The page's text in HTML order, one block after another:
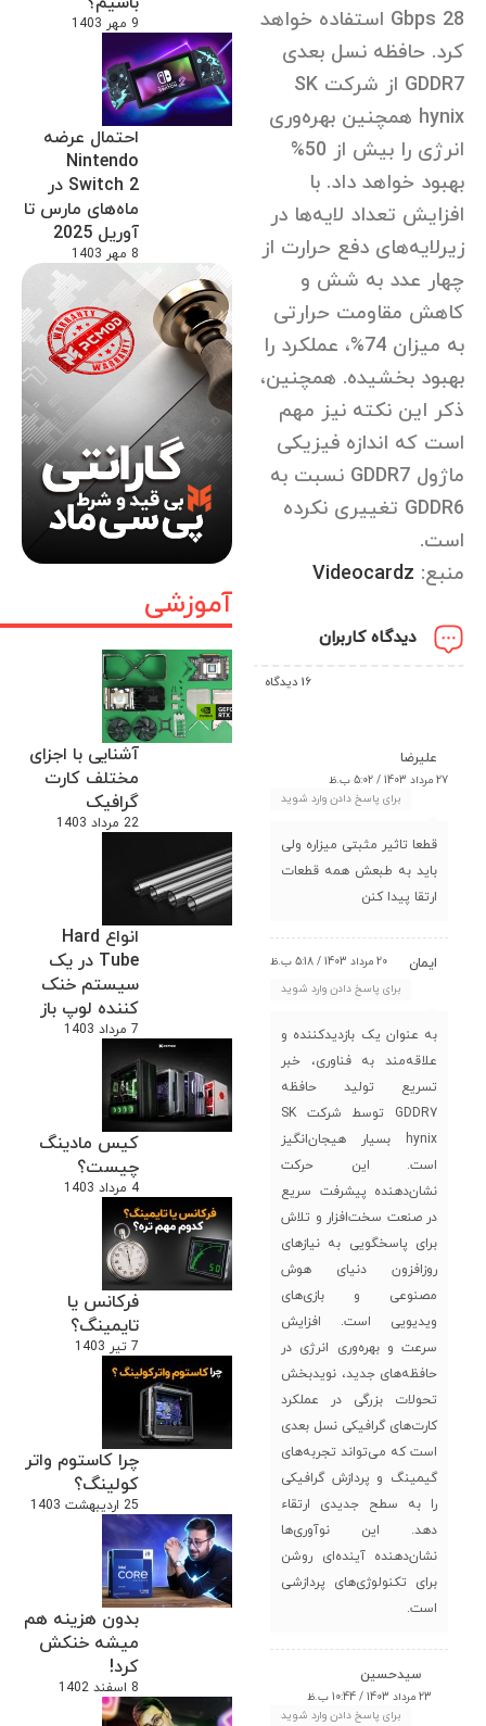
9 مهر 1403
احتمال عرضه
Nintendo
Switch 2 در
ماه‌های مارس تا
آوریل 2025
8 مهر 1403
آموزشی
آشنایی با اجزای
مختلف کارت
گرافیک
22 مرداد 1403
انواع Hard
Tube در یک
سیستم خنک
کننده لوپ باز
7 مرداد 1403
کیس مادینگ
چیست؟
4 مرداد 1403
فرکانس یا
تایمینگ؟
7 تیر 1403
چرا کاستوم واتر
کولینگ؟
25 اردیبهشت 1403
بدون هزینه هم
میشه خنکش
کرد!
8 اسفند 1402
28 Gbps استفاده خواهد
کرد. حافظه نسل بعدی
GDDR7 از شرکت SK
hynix همچنین بهره‌وری
انرژی را بیش از 50%
بهبود خواهد داد. با
افزایش تعداد لایه‌ها در
زیرلایه‌های دفع حرارت از
چهار عدد به شش و
کاهش مقاومت حرارتی
به میزان 74%، عملکرد را
بهبود بخشیده‌. همچنین،
ذکر این نکته نیز مهم
است که اندازه فیزیکی
ماژول GDDR7 نسبت به
GDDR6 تغییری نکرده
است.
منبع: Videocardz
دیدگاه کاربران
16 دیدگاه
علیرضا
27 مرداد 1403 / 5:02 ب.ظ
برای پاسخ دادن وارد شوید
قطعا تاثیر مثبتی میزاره ولی
باید به طبعش همه قطعات
ارتقا پیدا کنن
ايمان
20 مرداد 1403 / 5:18 ب.ظ
برای پاسخ دادن وارد شوید
به عنوان یک بازدیدکننده و
علاقه‌مند به فناوری، خبر
تسریع تولید حافظه
GDDR7 توسط شرکت SK
hynix بسیار هیجان‌انگیز
است. این حرکت
نشان‌دهنده پیشرفت سریع
در صنعت سخت‌افزار و تلاش
برای پاسخگویی به نیازهای
روزافزون دنیای هوش
مصنوعی و بازی‌های
ویدیویی است. افزایش
سرعت و بهره‌وری انرژی در
حافظه‌های جدید، نویدبخش
تحولات بزرگی در عملکرد
کارت‌های گرافیکی نسل بعدی
است که می‌تواند تجربه‌های
گیمینگ و پردازش گرافیکی
را به سطح جدیدی ارتقاء
دهد. این نوآوری‌ها
نشان‌دهنده آینده‌ای روشن
برای تکنولوژی‌های پردازشی
است.
سیدحسین
23 مرداد 1403 / 10:44 ب.ظ
برای پاسخ دادن وارد شوید